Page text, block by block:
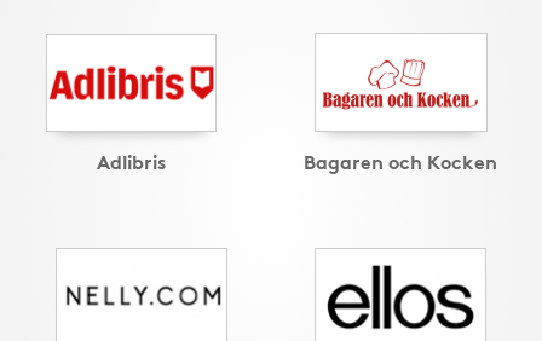
Adlibris Bagaren och Kocken